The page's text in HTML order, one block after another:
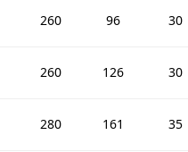
260 96 30
260 126 30
280 161 35